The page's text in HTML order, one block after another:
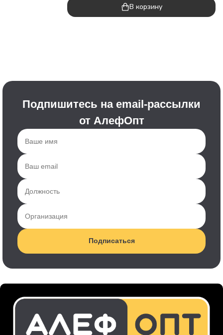
В корзину
Подпишитесь на email-рассылки
от АлефОпт
Подписаться